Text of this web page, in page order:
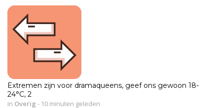
Extremen zijn voor dramaqueens, geef ons gewoon 18-
24°C, 2
in Overig - 10 minuten geleden